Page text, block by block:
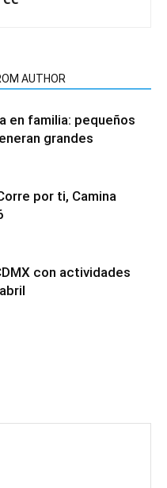
AUTHOR
en familia: pequeños
grandes
por ti, Camina
con actividades